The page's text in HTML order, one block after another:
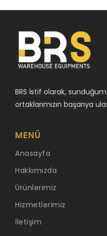
BRS İstif olarak,
ortaklarımızın başarıya
MENÜ
Anasayfa
Hakkımızda
Ürünlerimiz
Hizmetlerimiz
İletişim